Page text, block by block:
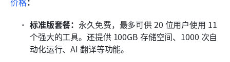
标准版套餐： 永久免费，最多可供 20 位用户使用 11
个强大的工具。还提供 100GB 存储空间、1000 次自
动化运行、AI 翻译等功能。